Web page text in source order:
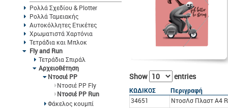
Ρολλά Σχεδίου & Plotter
Ρολλά Ταμειακής
Αυτοκόλλητες Ετικέτες
Χρωματιστά Χαρτόνια
Τετράδια και Μπλοκ
Fly and Run
Τετράδια Σπιράλ
Αρχειοθέτηση
Ντοσιέ PP
Ντοσιέ PP Fly
Ντοσιέ PP Run
Φάκελος κουμπί
Show entries
ΚΩΔΙΚΟΣ
Περιγραφή
34651
ΝτοσΛσ Πλαστ A4